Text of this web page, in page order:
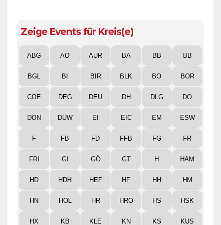
Zeige Events für Kreis(e)
ABG AÖ AUR BA BB BB
BGL BI BIR BLK BO BOR
COE DEG DEU DH DLG DO
DON DÜW EI EIC EM ESW
F FB FD FFB FG FR
FRI GI GÖ GT H HAM
HD HDH HEF HF HH HM
HN HOL HR HRO HS HSK
HX KB KLE KN KS KUS